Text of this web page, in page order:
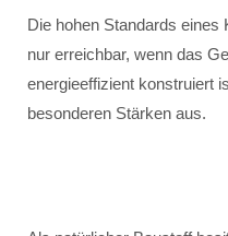
Die hohen Standards
nur erreichbar, wenn das
energieeffizient konstruiert
besonderen Stärken aus.